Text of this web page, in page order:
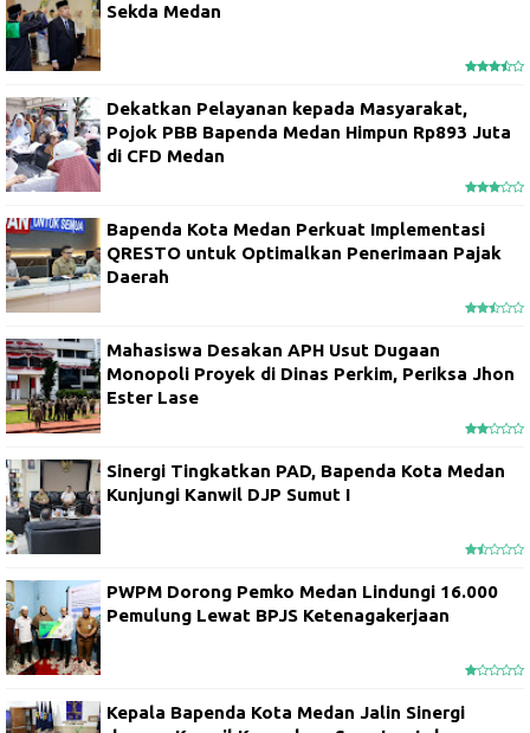
Sekda Medan
Dekatkan Pelayanan kepada Masyarakat,
Pojok PBB Bapenda Medan Himpun Rp893 Juta
di CFD Medan
Bapenda Kota Medan Perkuat Implementasi
QRESTO untuk Optimalkan Penerimaan Pajak
Daerah
Mahasiswa Desakan APH Usut Dugaan
Monopoli Proyek di Dinas Perkim, Periksa Jhon
Ester Lase
Sinergi Tingkatkan PAD, Bapenda Kota Medan
Kunjungi Kanwil DJP Sumut I
PWPM Dorong Pemko Medan Lindungi 16.000
Pemulung Lewat BPJS Ketenagakerjaan
Kepala Bapenda Kota Medan Jalin Sinergi